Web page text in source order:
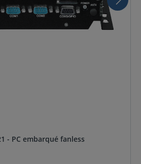
- PC embarqué fanless